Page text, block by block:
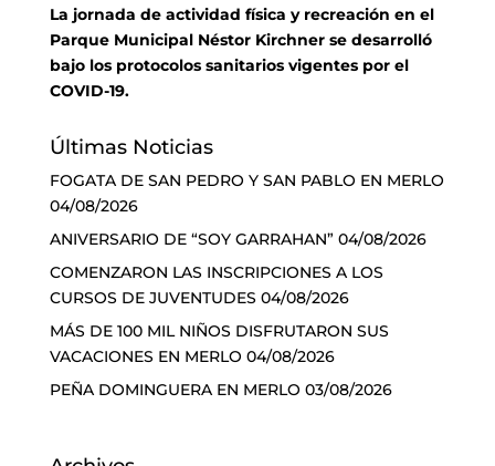
La jornada de actividad física y recreación en el
Parque Municipal Néstor Kirchner se desarrolló
bajo los protocolos sanitarios vigentes por el
COVID-19.
Últimas Noticias
FOGATA DE SAN PEDRO Y SAN PABLO EN MERLO
04/08/2026
ANIVERSARIO DE “SOY GARRAHAN” 04/08/2026
COMENZARON LAS INSCRIPCIONES A LOS
CURSOS DE JUVENTUDES 04/08/2026
MÁS DE 100 MIL NIÑOS DISFRUTARON SUS
VACACIONES EN MERLO 04/08/2026
PEÑA DOMINGUERA EN MERLO 03/08/2026